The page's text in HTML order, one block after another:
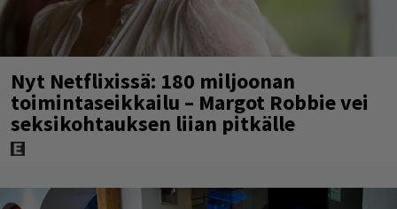
Nyt Netflixissä: 180 miljoonan
toimintaseikkailu – Margot Robbie vei
seksikohtauksen liian pitkälle